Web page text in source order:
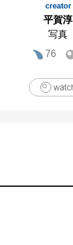
creator
平賀淳
写真
76